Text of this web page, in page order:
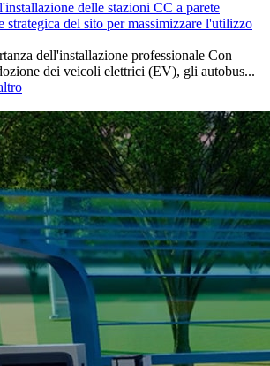
dell'installazione professionale Con
dei veicoli elettrici (EV), gli autobus...